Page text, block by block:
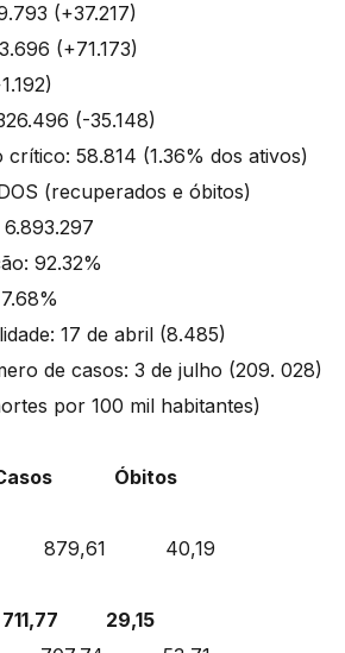
(+37.217)
(+71.173)
(-35.148)
crítico: 58.814 (1.36% dos ativos)
(recuperados e óbitos)
92.32%
17 de abril (8.485)
de casos: 3 de julho (209. 028)
por 100 mil habitantes)
Óbitos
40,19
29,15